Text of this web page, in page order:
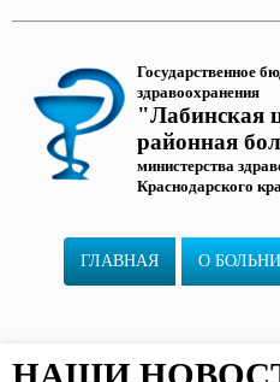
Государственное
здравоохранения
"Лабинская
районная
министерства
Краснодарского
ГЛАВНАЯ О